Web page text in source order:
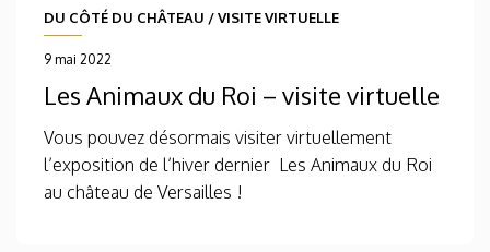
DU CÔTÉ DU CHÂTEAU /VISITE VIRTUELLE
9 mai 2022
Les Animaux du Roi – visite virtuelle
Vous pouvez désormais visiter virtuellement
l’exposition de l’hiver dernier Les Animaux du Roi
au château de Versailles !